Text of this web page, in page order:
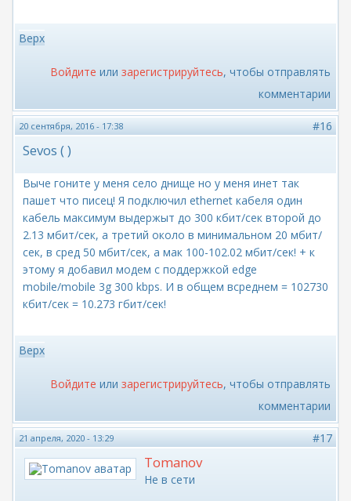
Верх
Войдите или зарегистрируйтесь, чтобы отправлять
комментарии
20 сентября, 2016 - 17:38 #16
Sevos ( )
Выче гоните у меня село днище но у меня инет так
пашет что писец! Я подключил ethernet кабеля один
кабель максимум выдержыт до 300 кбит/сек второй до
2.13 мбит/сек, а третий около в минимальном 20 мбит/
сек, в сред 50 мбит/сек, а мак 100-102.02 мбит/сек! + к
этому я добавил модем с поддержкой edge
mobile/mobile 3g 300 kbps. И в общем всреднем = 102730
кбит/сек = 10.273 гбит/сек!
Верх
Войдите или зарегистрируйтесь, чтобы отправлять
комментарии
21 апреля, 2020 - 13:29 #17
Tomanov
Не в сети